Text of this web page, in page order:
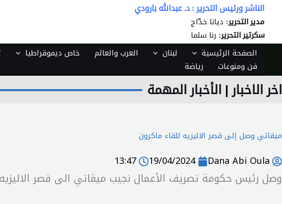
تخطي
المحتوى
الناشر ورئيس التحرير : د. عبدالله بارودي
مدير التحرير: ديانا خدّاج
سكرتير التحرير: رنا سلما
الصفحة الرئيسية لبنان العرب والعالم خاص ديموقراطيا
فن ومنوعات
رياضة
اخر الاخبار | الأخبار المهمة
ميقاتي وصل إلى قصر الاليزيه للقاء ماكرون
Dana Abi Oula
19/04/2024
13:47
وصل رئيس حكومة تصريف الأعمال نجيب ميقاتي الى قصر